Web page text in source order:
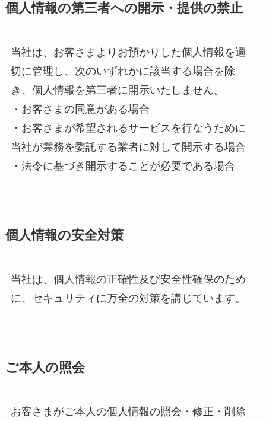
個人情報の第三者への開示・提供の禁止
当社は、お客さまよりお預かりした個人情報を適
切に管理し、次のいずれかに該当する場合を除
き、個人情報を第三者に開示いたしません。
・お客さまの同意がある場合
・お客さまが希望されるサービスを行なうために
当社が業務を委託する業者に対して開示する場合
・法令に基づき開示することが必要である場合
個人情報の安全対策
当社は、個人情報の正確性及び安全性確保のため
に、セキュリティに万全の対策を講じています。
ご本人の照会
お客さまがご本人の個人情報の照会・修正・削除